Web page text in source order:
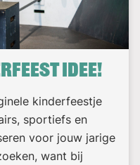
idee!
kinderfeestje
sportiefs en
voor jouw jarige
want bij